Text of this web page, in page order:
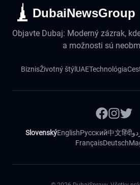
DubaiNewsGroup
Objavte Dubaj: Moderný zázrak,
a možnosti sú
BiznisŽivotný štýl UAETechnológia
SlovenskýEnglishРусский中文हिंदी
FrançaisDeutsch